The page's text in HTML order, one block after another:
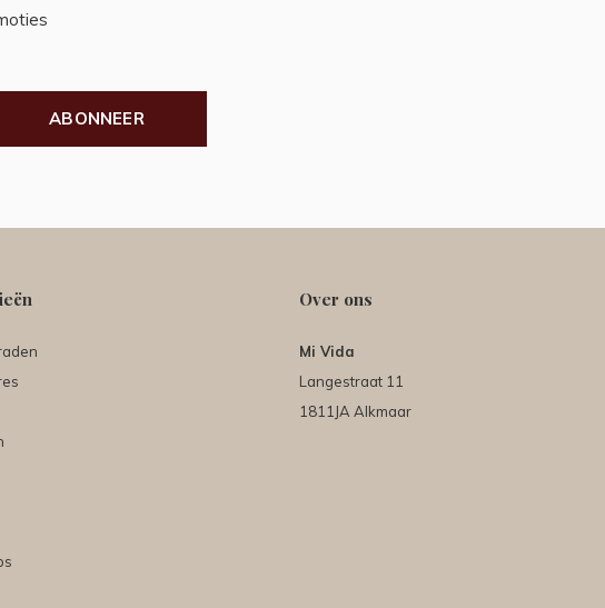
ABONNEER
Over ons
Mi Vida
Langestraat 11
1811JA Alkmaar